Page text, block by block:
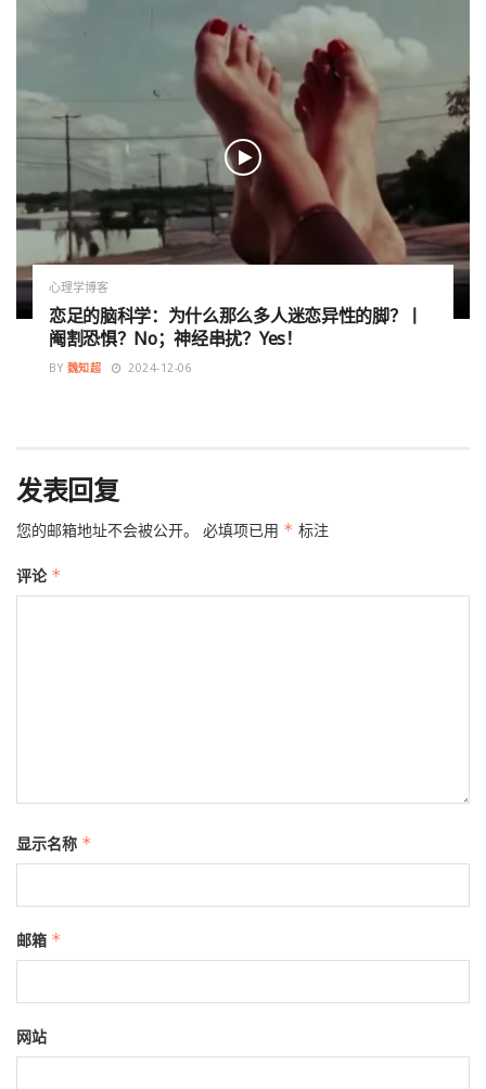
心理学博客
恋足的脑科学：为什么那么多人迷恋异性的脚？丨
阉割恐惧？No；神经串扰？Yes！
BY 魏知超 2024-12-06
发表回复
您的邮箱地址不会被公开。 必填项已用 * 标注
评论 *
显示名称 *
邮箱 *
网站